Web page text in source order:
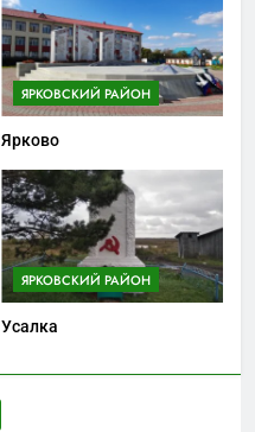
ЯРКОВСКИЙ РАЙОН
Ярково
ЯРКОВСКИЙ РАЙОН
Усалка